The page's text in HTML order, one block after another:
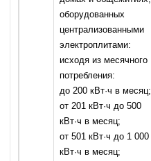
оборудованных
централизованными
электроплитами:
исходя из месячного
потребления:
до 200 кВт·ч в месяц;
от 201 кВт·ч до 500
кВт·ч в месяц;
от 501 кВт·ч до 1 000
кВт·ч в месяц;